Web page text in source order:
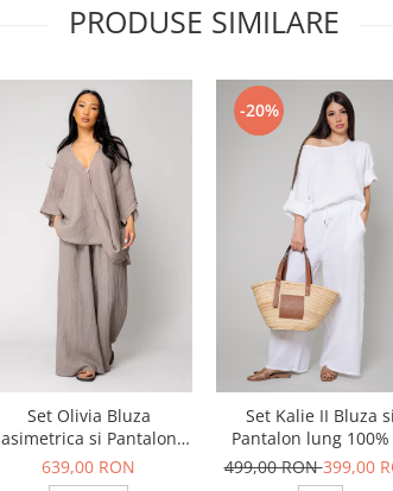
PRODUSE SIMILARE
Set Olivia Bluza
asimetrica si Pantalon
lung din 100% in Taupe
639,00 RON
-20%
Set Kalie II Bluza si
Pantalon lung
White
499,00 RON399,00